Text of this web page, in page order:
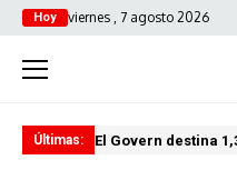
Hoy viernes , 7 agosto 2026
Últimas: El Govern destina